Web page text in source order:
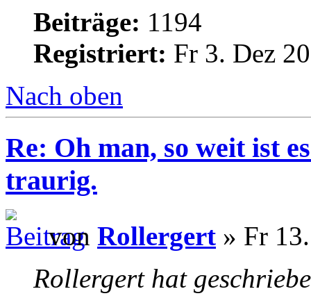
Beiträge: 1194
Registriert: Fr 3. Dez
Nach oben
Re: Oh man, so weit ist
traurig.
von Rollergert » Fr
Rollergert hat